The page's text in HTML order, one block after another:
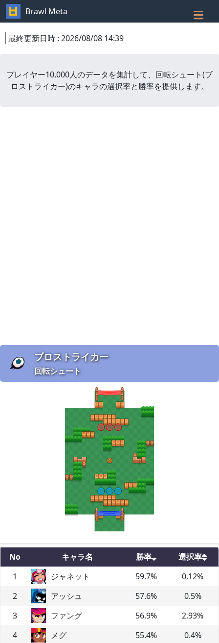
Brawl Meta
最終更新日時 : 2026/08/08 14:39
プレイヤー10,000人のデータを集計して、 回転シュート(ブ
ロストライカー)のキャラの選択率と勝率を提供します。
ブロストライカー
回転シュート
No キャラ名 勝率
選択率
1
ジャネット 59.7% 0.12%
2
アッシュ 57.6% 0.5%
3
ファング 56.9% 2.93%
4
メグ 55.4% 0.4%